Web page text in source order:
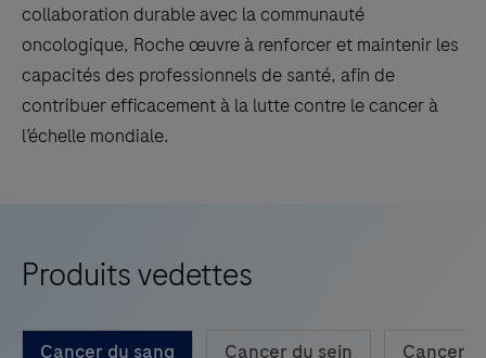
collaboration durable avec la communauté
oncologique, Roche œuvre à renforcer et maintenir les
capacités des professionnels de santé, afin de
contribuer efficacement à la lutte contre le cancer à
l’échelle mondiale.
Produits vedettes
Cancer du sang Cancer du sein Cancer